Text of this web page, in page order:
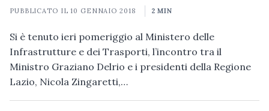
PUBBLICATO IL10 GENNAIO 2018 2 MIN
Si è tenuto ieri pomeriggio al Ministero delle
Infrastrutture e dei Trasporti, l’incontro tra il
Ministro Graziano Delrio e i presidenti della Regione
Lazio, Nicola Zingaretti,…